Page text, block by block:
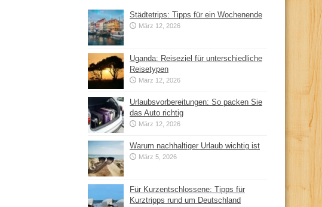
Städtetrips: Tipps für ein Wochenende
März 12, 2026
Uganda: Reiseziel für unterschiedliche
Reisetypen
März 12, 2026
Urlaubsvorbereitungen: So packen Sie
das Auto richtig
März 12, 2026
Warum nachhaltiger Urlaub wichtig ist
März 5, 2026
Für Kurzentschlossene: Tipps für
Kurztripps rund um Deutschland